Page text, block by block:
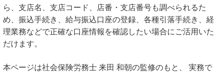
ら、支店名、支店コード、店番・支店番号も調べられるた
め、振込手続き、給与振込口座の登録、各種引落手続き、経
理業務などで正確な口座情報を確認したい場合にご活用いた
だけます。
本ページは社会保険労務士 来田 和朝の監修のもと、 実務で